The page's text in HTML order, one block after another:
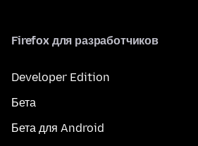
Firefox для разработчиков
Developer Edition
Бета
Бета для Android